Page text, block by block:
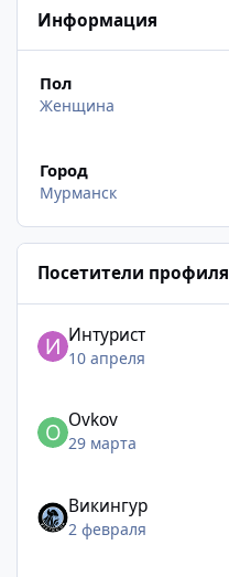
Информация
Пол
Женщина
Город
Мурманск
Посетители профиля
Интурист
10 апреля
Ovkov
29 марта
Викингур
2 февраля